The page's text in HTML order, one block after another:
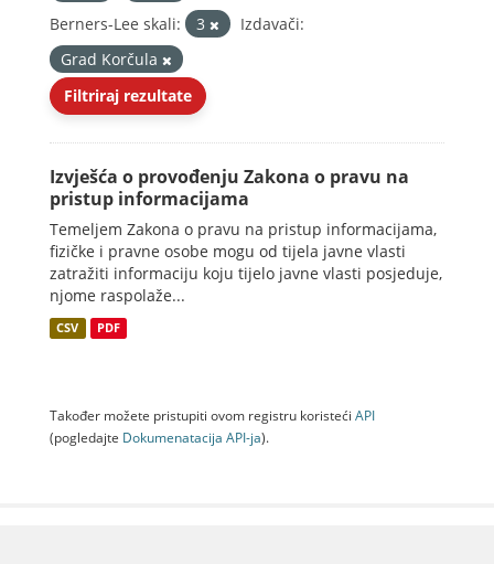
Berners-Lee skali:
3
Izdavači:
Grad Korčula
Filtriraj rezultate
Izvješća o provođenju Zakona o pravu na
pristup informacijama
Temeljem Zakona o pravu na pristup informacijama,
fizičke i pravne osobe mogu od tijela javne vlasti
zatražiti informaciju koju tijelo javne vlasti posjeduje,
njome raspolaže...
CSV PDF
Također možete pristupiti ovom registru koristeći API
(pogledajte Dokumenаtаcijа API-jа).